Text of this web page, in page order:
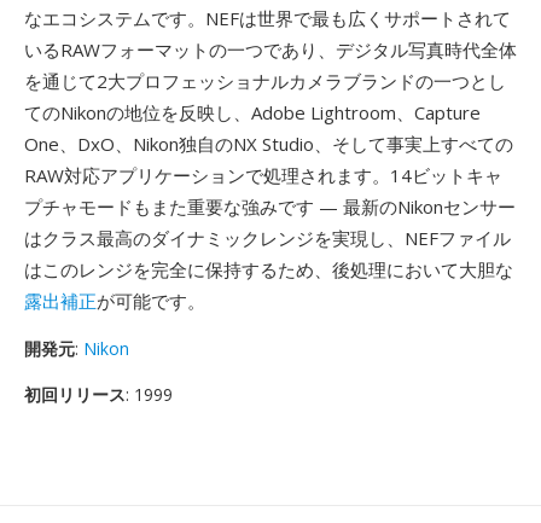
なエコシステムです。NEFは世界で最も広くサポートされて
いるRAWフォーマットの一つであり、デジタル写真時代全体
を通じて2大プロフェッショナルカメラブランドの一つとし
てのNikonの地位を反映し、Adobe Lightroom、Capture
One、DxO、Nikon独自のNX Studio、そして事実上すべての
RAW対応アプリケーションで処理されます。14ビットキャ
プチャモードもまた重要な強みです — 最新のNikonセンサー
はクラス最高のダイナミックレンジを実現し、NEFファイル
はこのレンジを完全に保持するため、後処理において大胆な
露出補正が可能です。
開発元: Nikon
初回リリース: 1999